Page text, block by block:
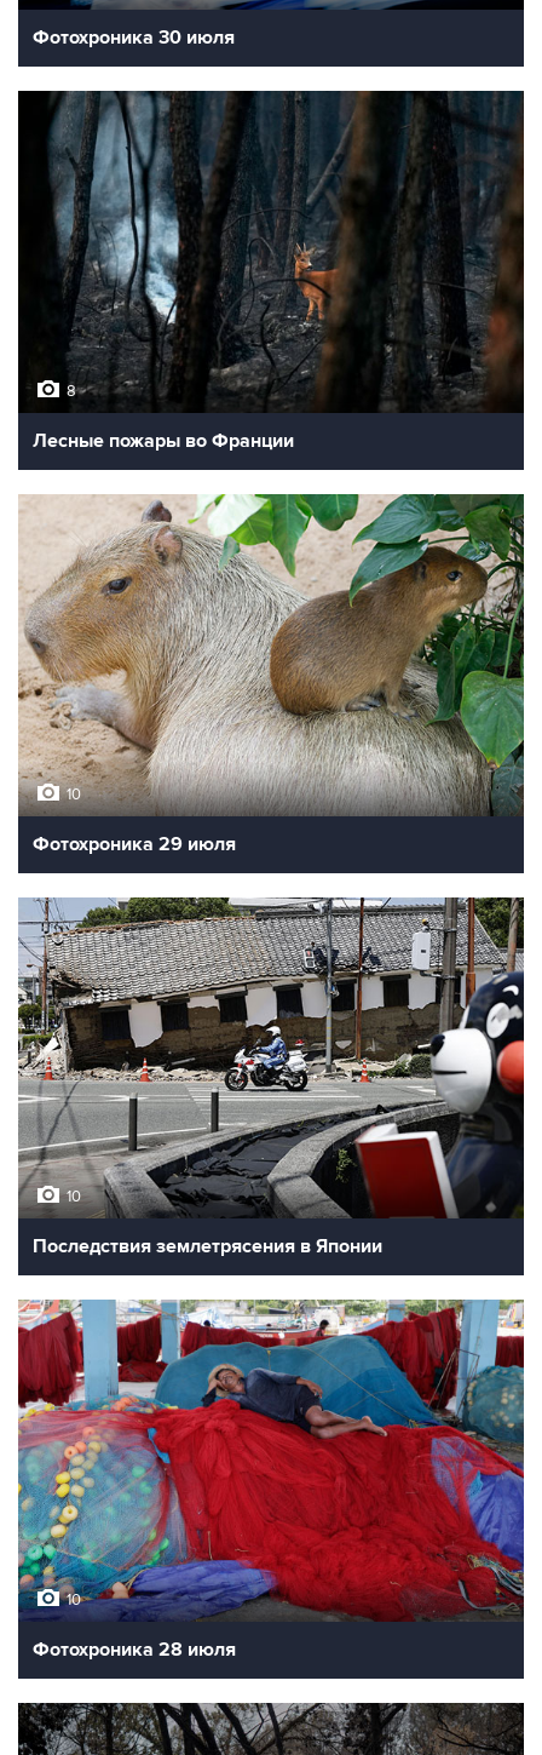
Фотохроника 30 июля
8
Лесные пожары во Франции
10
Фотохроника 29 июля
10
Последствия землетрясения в Японии
10
Фотохроника 28 июля